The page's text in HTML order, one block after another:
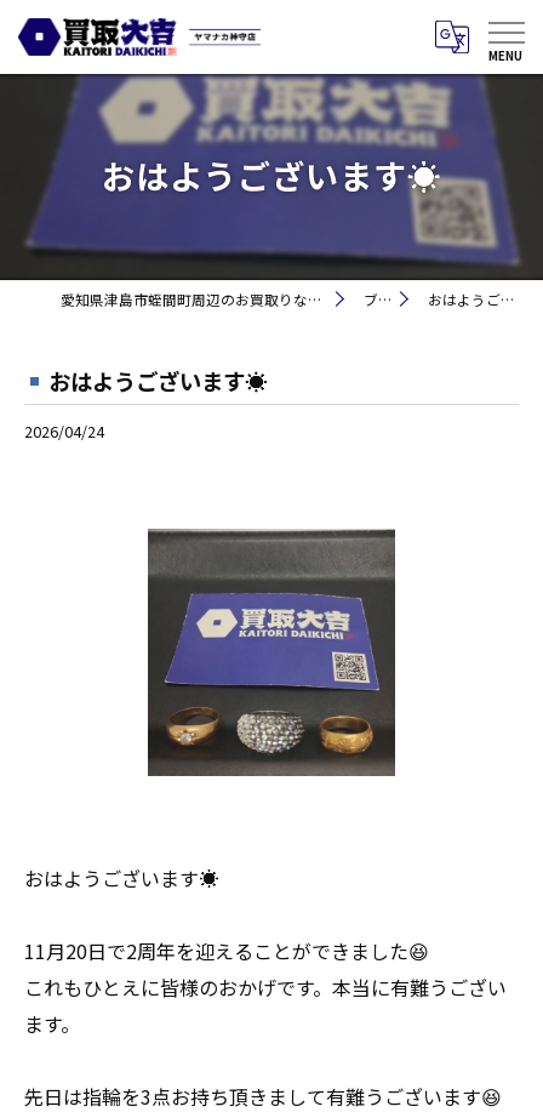
おはようございます☀
愛知県津島市蛭間町周辺のお買取りなら買取大吉 ヤマナカ神守店 ブログ おはようございます☀
おはようございます☀
2026/04/24
おはようございます☀
11月20日で2周年を迎えることができました😆
これもひとえに皆様のおかげです。本当に有難うござい
ます。
先日は指輪を3点お持ち頂きまして有難うございます😆